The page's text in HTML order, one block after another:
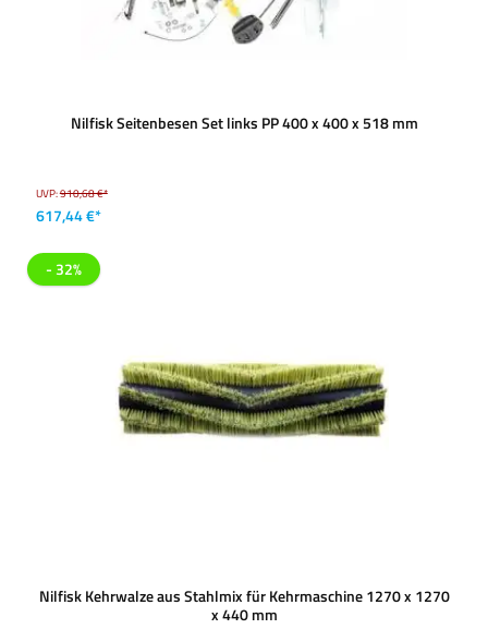
Nilfisk Seitenbesen Set links PP 400 x 400 x 518 mm
UVP:910,68 €*
617,44 €*
- 32%
Nilfisk Kehrwalze aus Stahlmix für Kehrmaschine 1270 x 1270
x 440 mm